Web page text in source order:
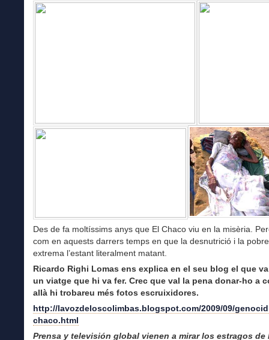
Des de fa moltíssims anys que El Chaco viu en la misèria.
com en aquests darrers temps en que la desnutrició i la
extrema l’estant literalment matant.
Ricardo Righi Lomas ens explica en el seu blog el que
un viatge que hi va fer. Crec que val la pena donar-ho a
allà hi trobareu més fotos escruixidores.
http://lavozdeloscolimbas.blogspot.com/2009/09/
chaco.html
Prensa y televisión global vienen a mirar los estragos de